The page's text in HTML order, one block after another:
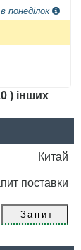
в понеділок
) інших
Китай
поставки